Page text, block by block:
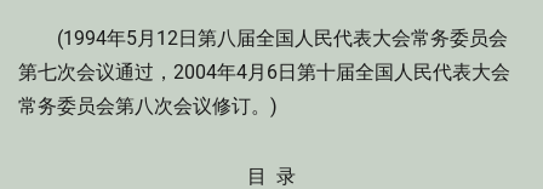
(1994年5月12日第八届全国人民代表大会常务委员会
第七次会议通过，2004年4月6日第十届全国人民代表大会
常务委员会第八次会议修订。)
目 录